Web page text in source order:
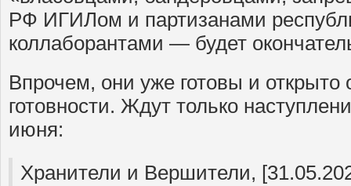
РФ ИГИЛом и партизанами
коллаборантами — будет
Впрочем, они уже готовы и открыто
готовности. Ждут только
июня:
Хранители и Вершители,